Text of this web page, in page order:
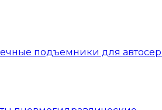
подъемники для